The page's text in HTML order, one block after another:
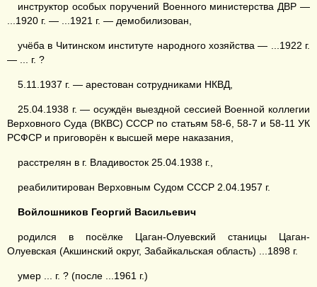
инструктор особых поручений Военного министерства ДВР —
...1920 г. — ...1921 г. — демобилизован,
учёба в Читинском институте народного хозяйства — ...1922 г.
— ... г. ?
5.11.1937 г. — арестован сотрудниками НКВД,
25.04.1938 г. — осуждён выездной сессией Военной коллегии
Верховного Суда (ВКВС) СССР по статьям 58-6, 58-7 и 58-11 УК
РСФСР и приговорён к высшей мере наказания,
расстрелян в г. Владивосток 25.04.1938 г.,
реабилитирован Верховным Судом СССР 2.04.1957 г.
Войлошников Георгий Васильевич
родился в посёлке Цаган-Олуевский станицы Цаган-
Олуевская (Акшинский округ, Забайкальская область) ...1898 г.
умер ... г. ? (после ...1961 г.)